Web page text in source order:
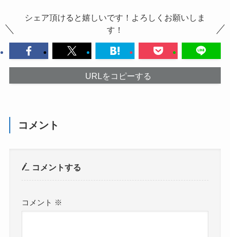
シェア頂けると嬉しいです！よろしくお願いしま
す！
URLをコピーする
コメント
コメントする
コメント ※